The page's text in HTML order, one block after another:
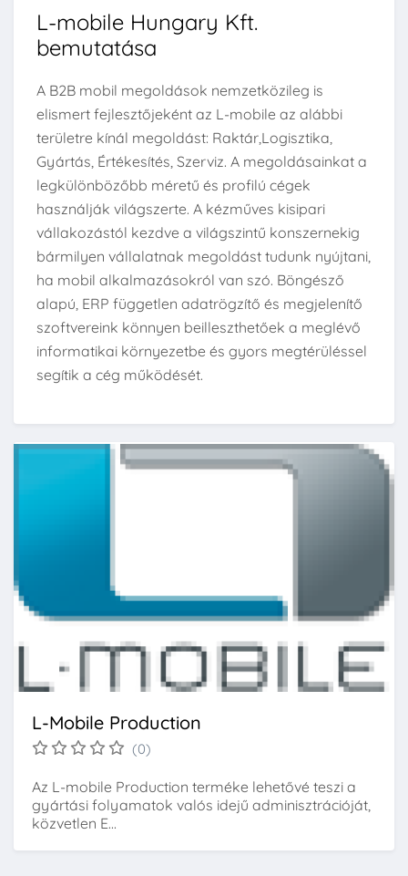
L-mobile Hungary Kft.
bemutatása
A B2B mobil megoldások nemzetközileg is
elismert fejlesztőjeként az L-mobile az alábbi
területre kínál megoldást: Raktár,Logisztika,
Gyártás, Értékesítés, Szerviz. A megoldásainkat a
legkülönbözőbb méretű és profilú cégek
használják világszerte. A kézműves kisipari
vállakozástól kezdve a világszintű konszernekig
bármilyen vállalatnak megoldást tudunk nyújtani,
ha mobil alkalmazásokról van szó. Böngésző
alapú, ERP független adatrögzítő és megjelenítő
szoftvereink könnyen beilleszthetőek a meglévő
informatikai környezetbe és gyors megtérüléssel
segítik a cég működését.
L-Mobile Production
(0)
Az L-mobile Production terméke lehetővé teszi a
gyártási folyamatok valós idejű adminisztrációját,
közvetlen E...